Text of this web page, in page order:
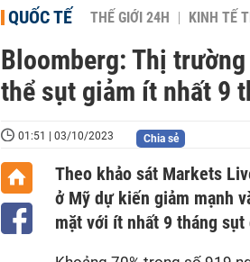
QUỐC TẾ THẾ GIỚI 24H KINH TẾ
Bloomberg: Thị
thể sụt giảm ít nhất 9
01:51 | 03/10/2023 Chia sẻ
Theo khảo sát Markets
ở Mỹ dự kiến giảm mạnh
mặt với ít nhất 9 tháng sụt